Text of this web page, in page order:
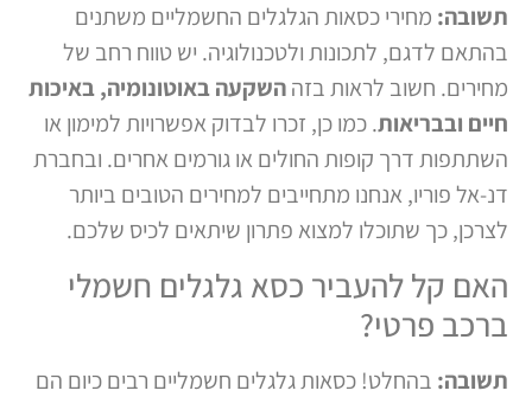
תשובה:מחירי כסאות הגלגלים החשמליים משתנים
בהתאם לדגם, לתכונות ולטכנולוגיה. יש טווח רחב של
מחירים. חשוב לראות בזההשקעה באוטונומיה, באיכות
חיים ובבריאות. כמו כן, זכרו לבדוק אפשרויות למימון או
השתתפות דרך קופות החולים או גורמים אחרים. ובחברת
דנ-אל פוריו, אנחנו מתחייבים למחירים הטובים ביותר
לצרכן, כך שתוכלו למצוא פתרון שיתאים לכיס שלכם.
האם קל להעביר כסא גלגלים חשמלי
ברכב פרטי?
תשובה:בהחלט! כסאות גלגלים חשמליים רבים כיום הם